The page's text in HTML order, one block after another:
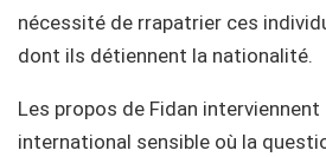
nécessité de rrapatrier ces
dont ils détiennent la nationalité.
Les propos de Fidan
international sensible où la